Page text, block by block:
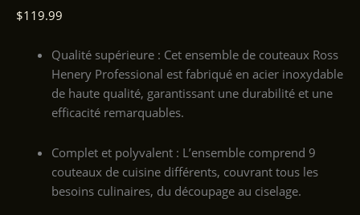
$119.99
Qualité supérieure : Cet ensemble de couteaux Ross
Henery Professional est fabriqué en acier inoxydable
de haute qualité, garantissant une durabilité et une
efficacité remarquables.
Complet et polyvalent : L’ensemble comprend 9
couteaux de cuisine différents, couvrant tous les
besoins culinaires, du découpage au ciselage.